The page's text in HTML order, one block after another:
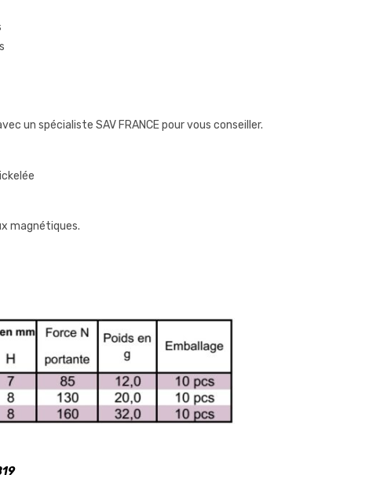
un spécialiste SAV FRANCE pour vous conseiller.
magnétiques.